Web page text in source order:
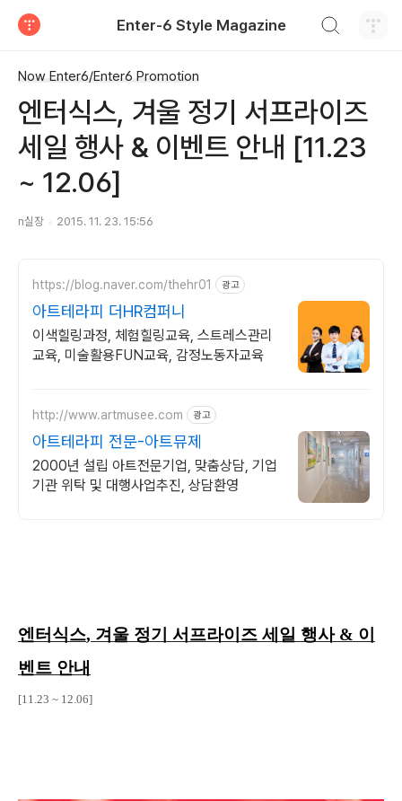
Enter-6 Style Magazine
Now Enter6/Enter6 Promotion
엔터식스, 겨울 정기 서프라이즈
세일 행사 & 이벤트 안내 [11.23
~ 12.06]
n실장 2015. 11. 23. 15:56
https://blog.naver.com/thehr01 광고
아트테라피 더HR컴퍼니
이색힐링과정, 체험힐링교육, 스트레스관리
교육, 미술활용FUN교육, 감정노동자교육
http://www.artmusee.com 광고
아트테라피 전문-아트뮤제
2000년 설립 아트전문기업, 맞춤상담, 기업
기관 위탁 및 대행사업추진, 상담환영
엔터식스, 겨울 정기 서프라이즈 세일 행사& 이
벤트 안내
[11.23 ~ 12.06]